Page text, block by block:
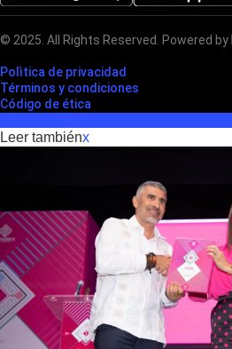
© 2025. All Rights Reserved. Powered by
Polìtica de privacidad
Términos y condiciones
Código de ética
Leer tambiénx